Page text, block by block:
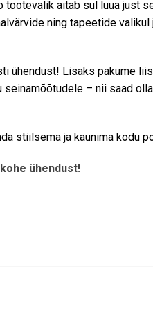
tootevalik aitab sul luua just
ning tapeetide
ühendust! Lisaks pakume
seinamõõtudele – nii saad
stiilsema ja kaunima kodu
ühendust!